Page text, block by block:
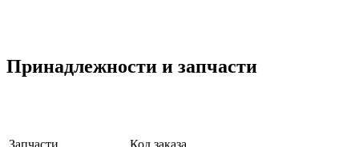
Принадлежности и запчасти